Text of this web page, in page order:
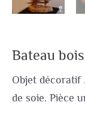
Bateau
Objet décoratif
de soie. Pièce